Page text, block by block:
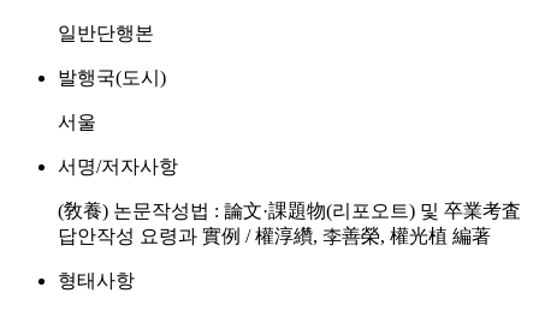
일반단행본
발행국(도시)
서울
서명/저자사항
(敎養) 논문작성법 : 論文·課題物(리포오트) 및 卒業考査
답안작성 요령과 實例 / 權淳纘, 李善榮, 權光植 編著
형태사항